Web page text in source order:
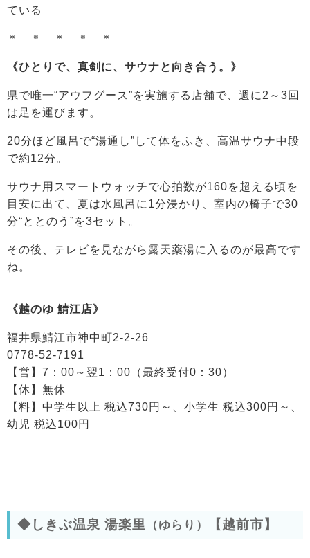
ている
＊ ＊ ＊ ＊ ＊
《ひとりで、真剣に、サウナと向き合う。》
県で唯一“アウフグース”を実施する店舗で、週に2～3回
は足を運びます。
20分ほど風呂で“湯通し”して体をふき、高温サウナ中段
で約12分。
サウナ用スマートウォッチで心拍数が160を超える頃を
目安に出て、夏は水風呂に1分浸かり、室内の椅子で30
分“ととのう”を3セット。
その後、テレビを見ながら露天薬湯に入るのが最高です
ね。
《越のゆ 鯖江店》
福井県鯖江市神中町2-2-26
0778-52-7191
【営】7：00～翌1：00（最終受付0：30）
【休】無休
【料】中学生以上 税込730円～、小学生 税込300円～、
幼児 税込100円
◆しきぶ温泉 湯楽里 （ゆらり） 【越前市】